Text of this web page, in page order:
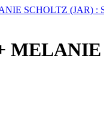
SCHOLTZ (JAR) :